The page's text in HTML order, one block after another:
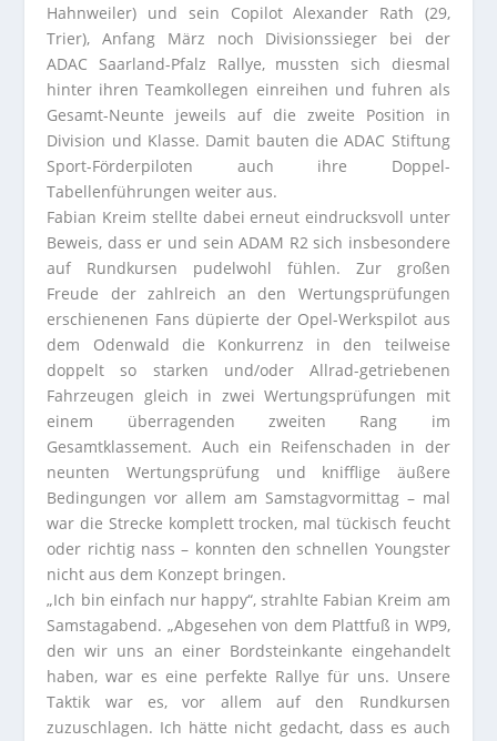
Hahnweiler) und sein Copilot Alexander Rath (29,
Trier), Anfang März noch Divisionssieger bei der
ADAC Saarland-Pfalz Rallye, mussten sich diesmal
hinter ihren Teamkollegen einreihen und fuhren als
Gesamt-Neunte jeweils auf die zweite Position in
Division und Klasse. Damit bauten die ADAC Stiftung
Sport-Förderpiloten auch ihre Doppel-
Tabellenführungen weiter aus.
Fabian Kreim stellte dabei erneut eindrucksvoll unter
Beweis, dass er und sein ADAM R2 sich insbesondere
auf Rundkursen pudelwohl fühlen. Zur großen
Freude der zahlreich an den Wertungsprüfungen
erschienenen Fans düpierte der Opel-Werkspilot aus
dem Odenwald die Konkurrenz in den teilweise
doppelt so starken und/oder Allrad-getriebenen
Fahrzeugen gleich in zwei Wertungsprüfungen mit
einem überragenden zweiten Rang im
Gesamtklassement. Auch ein Reifenschaden in der
neunten Wertungsprüfung und knifflige äußere
Bedingungen vor allem am Samstagvormittag – mal
war die Strecke komplett trocken, mal tückisch feucht
oder richtig nass – konnten den schnellen Youngster
nicht aus dem Konzept bringen.
„Ich bin einfach nur happy“, strahlte Fabian Kreim am
Samstagabend. „Abgesehen von dem Plattfuß in WP9,
den wir uns an einer Bordsteinkante eingehandelt
haben, war es eine perfekte Rallye für uns. Unsere
Taktik war es, vor allem auf den Rundkursen
zuzuschlagen. Ich hätte nicht gedacht, dass es auch